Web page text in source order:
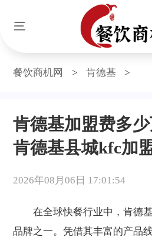
餐饮商机网 > 肯德基 >
肯德基加盟费多少
肯德基县城kfc加
2026年08月06日 17:01:54
在全球快餐行业中，肯德基
品牌之一。凭借其丰富的产品